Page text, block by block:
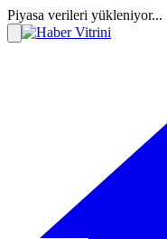
Piyasa verileri yükleniyor...